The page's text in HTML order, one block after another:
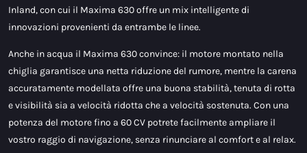
Inland, con cui il Maxima 630 offre un mix intelligente di
innovazioni provenienti da entrambe le linee.
Anche in acqua il Maxima 630 convince: il motore montato nella
chiglia garantisce una netta riduzione del rumore, mentre la carena
accuratamente modellata offre una buona stabilità, tenuta di rotta
e visibilità sia a velocità ridotta che a velocità sostenuta. Con una
potenza del motore fino a 60 CV potrete facilmente ampliare il
vostro raggio di navigazione, senza rinunciare al comfort e al relax.